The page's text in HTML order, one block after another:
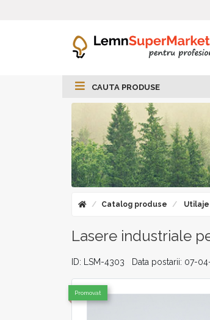
CAUTA PRODUSE
Catalog produse
Lasere industriale
ID: LSM-4303 Data postarii: 07-
Promovat